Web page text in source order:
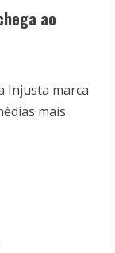
ao
Injusta marca
mais